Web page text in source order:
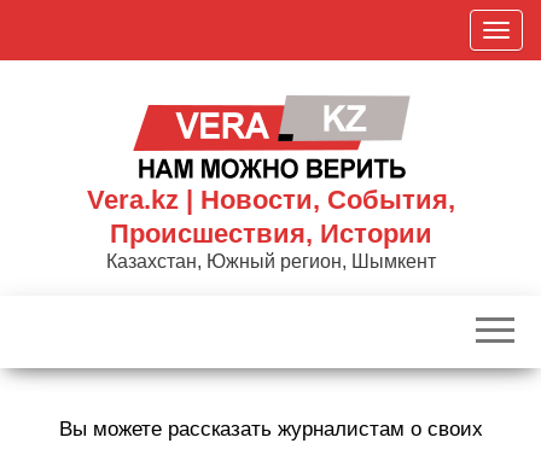
П
о
к
р
Vera.kz | Новости, События,
Происшествия, Истории
Казахстан, Южный регион, Шымкент
Вы можете рассказать журналистам о своих